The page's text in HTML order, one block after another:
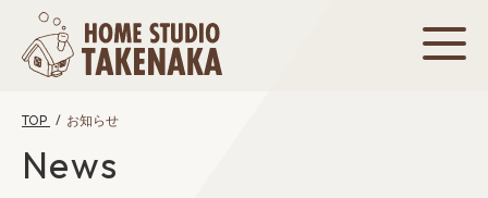
TOP お知らせ
News